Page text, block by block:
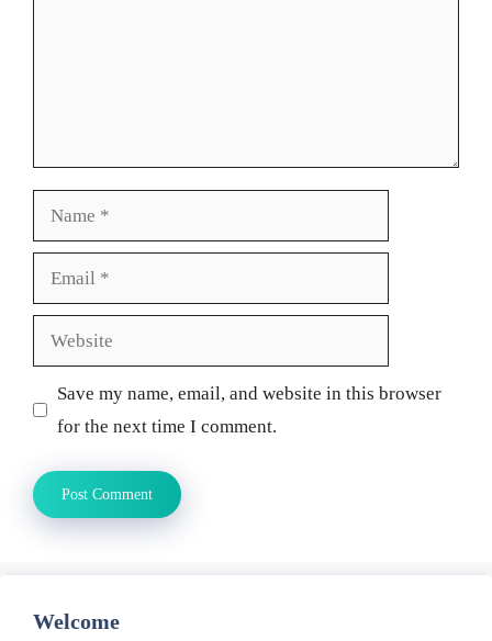
Website
Save my name, email, and website in this browser
for the next time I comment.
Welcome